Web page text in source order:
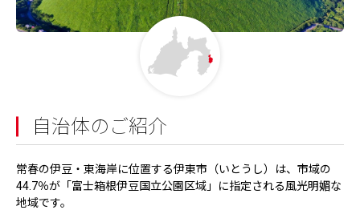
自治体のご紹介
常春の伊豆・東海岸に位置する伊東市（いとうし）は、市域の
44.7％が「富士箱根伊豆国立公園区域」に指定される風光明媚な
地域です。